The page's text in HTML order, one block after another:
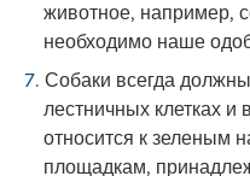
животное, например,
необходимо наше
Собаки всегда
лестничных клетках и
относится к зеленым
площадкам,